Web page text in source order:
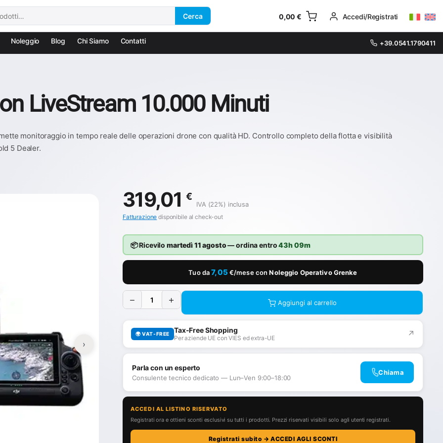
Cerca 0,00€ Accedi/Registrati
Noleggio Blog Chi Siamo Contatti +39.0541.1790411
LiveStream 10.000 Minuti
monitoraggio in tempo reale delle operazioni drone con qualità HD. Controllo completo della flotta e visibilità
5 Dealer.
›
319,01 €
IVA (22%) inclusa
Fatturazione disponibile al check-out
📦 Ricevilo martedì 11 agosto— ordina entro43h 09m
Tuo da7,05€/mese conNoleggio Operativo Grenke
− + Aggiungi al carrello
🌍 VAT-FREE Tax-Free Shopping
Per aziende UE con VIES ed extra-UE ↗
Parla con un esperto
Consulente tecnico dedicato — Lun–Ven 9:00–18:00
Chiama
ACCEDI AL LISTINO RISERVATO
Registrati ora e ottieni sconti esclusivi su tutti i prodotti. Prezzi riservati visibili solo agli utenti registrati.
Registrati subito → ACCEDI AGLI SCONTI